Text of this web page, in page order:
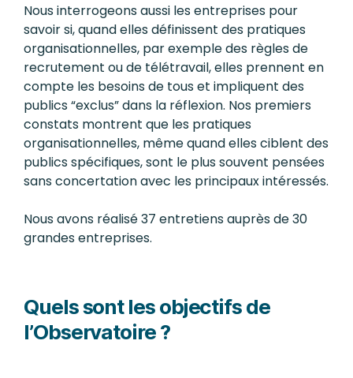
Nous interrogeons aussi les entreprises pour
savoir si, quand elles définissent des pratiques
organisationnelles, par exemple des règles de
recrutement ou de télétravail, elles prennent en
compte les besoins de tous et impliquent des
publics “exclus” dans la réflexion. Nos premiers
constats montrent que les pratiques
organisationnelles, même quand elles ciblent des
publics spécifiques, sont le plus souvent pensées
sans concertation avec les principaux intéressés.
Nous avons réalisé 37 entretiens auprès de 30
grandes entreprises.
Quels sont les objectifs de
l’Observatoire ?